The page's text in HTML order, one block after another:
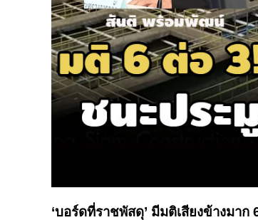
‘บอร์ดที่ราชพัสดุ’ มีมติเสียงข้างมาก